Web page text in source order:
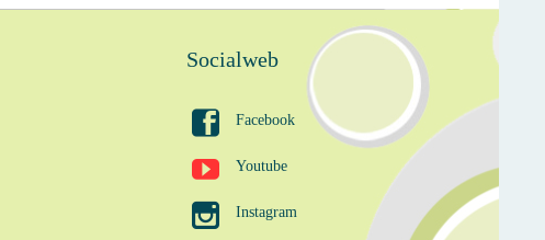
Socialweb
 Facebook
 Youtube
 Instagram